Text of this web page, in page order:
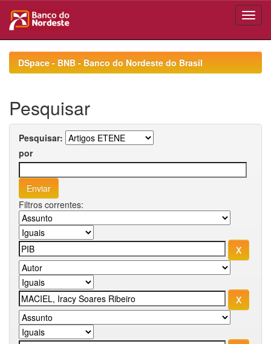
navigationDSpace - BNB - Banco do Nordeste do Brasil
Pesquisar
Pesquisar:
por
Filtros correntes: